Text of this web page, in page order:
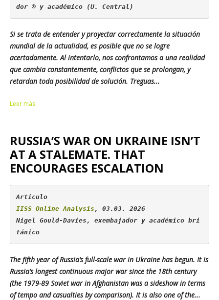
dor ® y académico (U. Central)
Si se trata de entender y proyectar correctamente la situación
mundial de la actualidad, es posible que no se logre
acertadamente. Al intentarlo, nos confrontamos a una realidad
que cambia constantemente, conflictos que se prolongan, y
retardan toda posibilidad de solución. Treguas...
Leer más
RUSSIA’S WAR ON UKRAINE ISN’T
AT A STALEMATE. THAT
ENCOURAGES ESCALATION
Artículo
IISS Online Analysis , 03.03. 2026
Nigel Gould-Davies, exembajador y académico bri
tánico
The fifth year of Russia’s full-scale war in Ukraine has begun. It is
Russia’s longest continuous major war since the 18th century
(the 1979-89 Soviet war in Afghanistan was a sideshow in terms
of tempo and casualties by comparison). It is also one of the...